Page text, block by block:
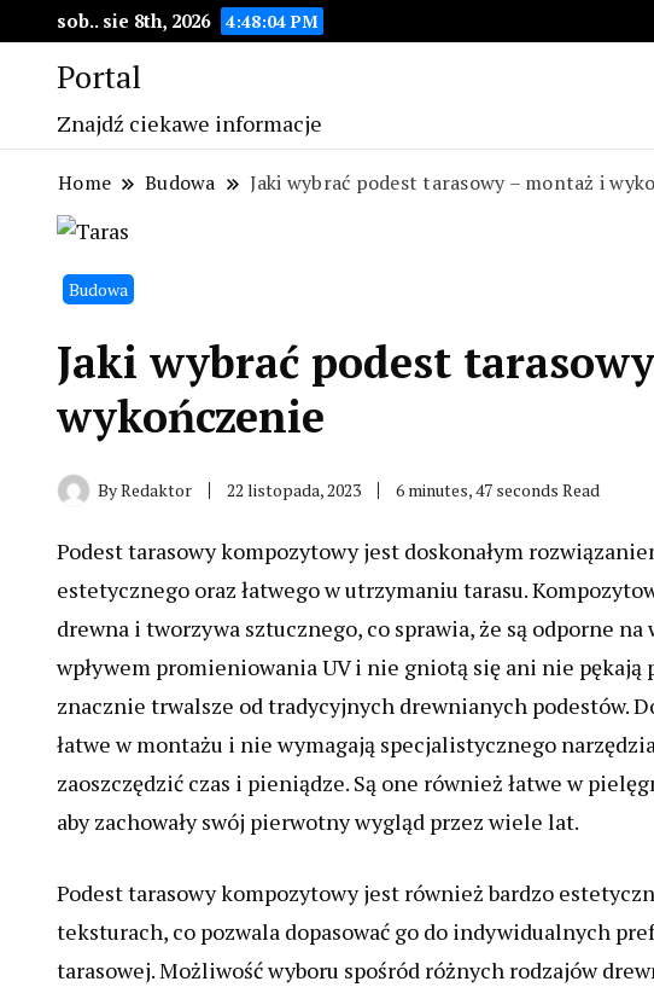
sob.. sie 8th, 2026 4:48:05 PM
Portal
Znajdź ciekawe informacje
Home Budowa Jaki wybrać podest tarasowy – montaż i
Budowa
Jaki wybrać podest
wykończenie
ByRedaktor 22 listopada, 2023 6 minutes, 47 seconds Read
Podest tarasowy kompozytowy jest doskonałym
estetycznego oraz łatwego w utrzymaniu tarasu.
drewna i tworzywa sztucznego, co sprawia, że są odporne
wpływem promieniowania UV i nie gniotą się ani nie pękają
znacznie trwalsze od tradycyjnych drewnianych podestów.
łatwe w montażu i nie wymagają specjalistycznego
zaoszczędzić czas i pieniądze. Są one również łatwe w
aby zachowały swój pierwotny wygląd przez wiele lat.
Podest tarasowy kompozytowy jest również bardzo
teksturach, co pozwala dopasować go do indywidualnych
tarasowej. Możliwość wyboru spośród różnych rodzajów